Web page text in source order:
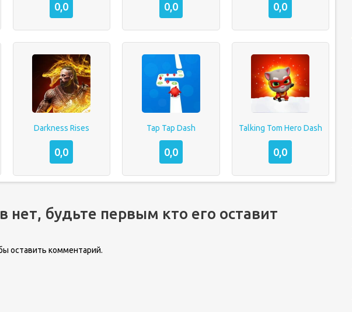
0,0 0,0 0,0
Darkness Rises
0,0
Tap Tap Dash
0,0
Talking Tom Hero Dash
0,0
нет, будьте первым кто его оставит
оставить комментарий.